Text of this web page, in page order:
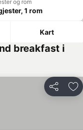
og rom
1 rom
Kart
breakfast i
Del